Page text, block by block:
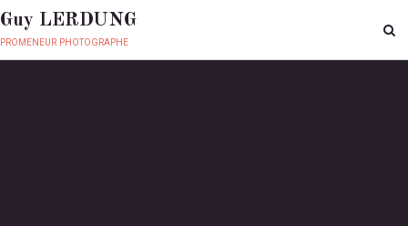
Guy LERDUNG
promeneur photographe